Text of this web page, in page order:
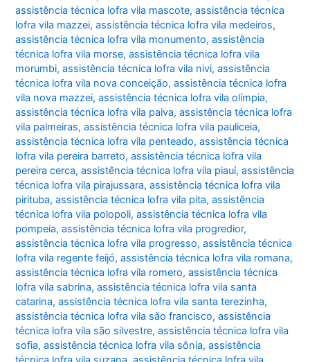
assistência técnica lofra vila mascote,assistência técnica
lofra vila mazzei,assistência técnica lofra vila medeiros,
assistência técnica lofra vila monumento,assistência
técnica lofra vila morse,assistência técnica lofra vila
morumbi,assistência técnica lofra vila nivi,assistência
técnica lofra vila nova conceição,assistência técnica lofra
vila nova mazzei,assistência técnica lofra vila olímpia,
assistência técnica lofra vila paiva,assistência técnica lofra
vila palmeiras,assistência técnica lofra vila pauliceia,
assistência técnica lofra vila penteado,assistência técnica
lofra vila pereira barreto,assistência técnica lofra vila
pereira cerca,assistência técnica lofra vila piauí,assistência
técnica lofra vila pirajussara,assistência técnica lofra vila
pirituba,assistência técnica lofra vila pita,assistência
técnica lofra vila polopoli,assistência técnica lofra vila
pompeia,assistência técnica lofra vila progredior,
assistência técnica lofra vila progresso,assistência técnica
lofra vila regente feijó,assistência técnica lofra vila romana,
assistência técnica lofra vila romero,assistência técnica
lofra vila sabrina,assistência técnica lofra vila santa
catarina,assistência técnica lofra vila santa terezinha,
assistência técnica lofra vila são francisco,assistência
técnica lofra vila são silvestre,assistência técnica lofra vila
sofia,assistência técnica lofra vila sônia,assistência